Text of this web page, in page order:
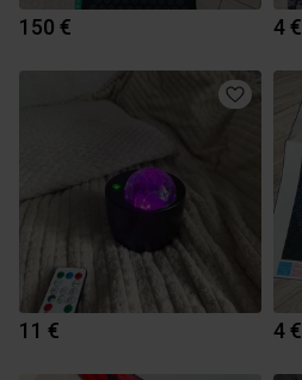
150 € 4 €
11 € 4 €